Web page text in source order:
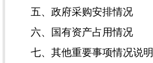
五、政府采购安排情况
六、国有资产占用情况
七、其他重要事项情况说明